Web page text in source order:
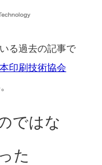
る過去の記事で
印刷技術協会
ではな
た